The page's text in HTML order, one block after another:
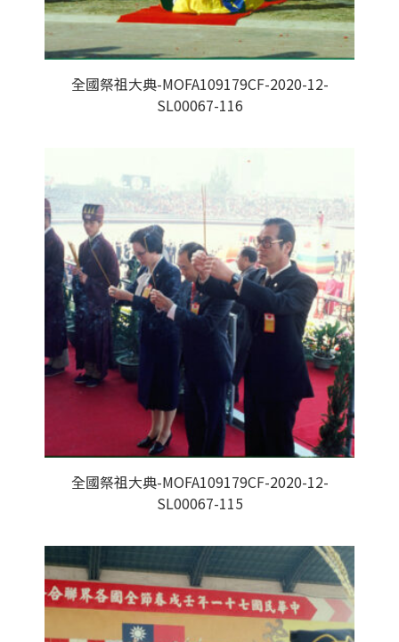
全國祭祖大典-MOFA109179CF-2020-12-
SL00067-116
全國祭祖大典-MOFA109179CF-2020-12-
SL00067-115